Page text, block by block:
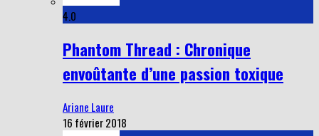
4.0
Phantom Thread : Chronique
envoûtante d’une passion toxique
Ariane Laure
16 février 2018